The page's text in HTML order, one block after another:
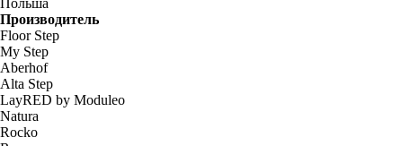
Польша
Производитель
Floor Step
My Step
Aberhof
Alta Step
LayRED by Moduleo
Natura
Rocko